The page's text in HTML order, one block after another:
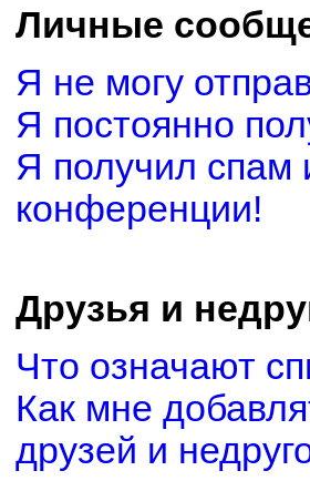
Личные
Я не могу
Я постоянно
Я получил спам
конференции!
Друзья и
Что означают
Как мне
друзей и